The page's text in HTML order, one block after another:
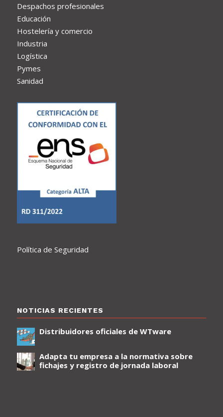
Despachos profesionales
Educación
Hostelería y comercio
Industria
Logística
Pymes
Sanidad
Política de Seguridad
NOTICIAS RECIENTES
Distribuidores oficiales de WTware
Adapta tu empresa a la normativa sobre
fichajes y registro de jornada laboral